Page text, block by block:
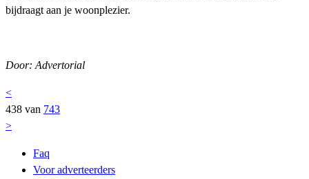
bijdraagt aan je woonplezier.
Door: Advertorial
<
438 van 743
>
Faq
Voor adverteerders